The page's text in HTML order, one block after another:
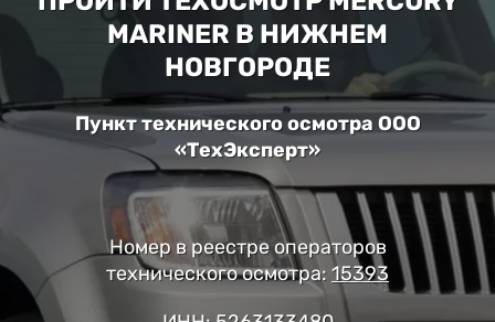
MARINER В НИЖНЕМ
НОВГОРОДЕ
Пункт технического осмотра ООО
«ТехЭксперт»
Номер в реестре операторов
технического осмотра: 15393